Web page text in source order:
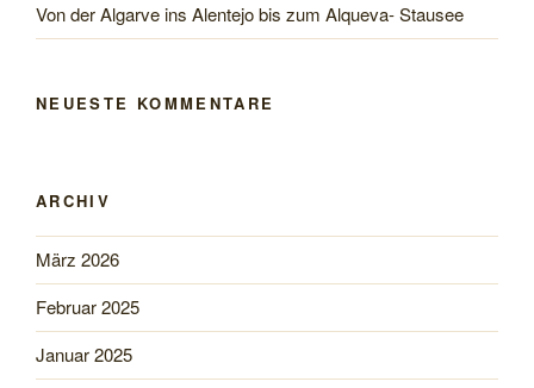
Von der Algarve ins Alentejo bis zum Alqueva- Stausee
NEUESTE KOMMENTARE
ARCHIV
März 2026
Februar 2025
Januar 2025